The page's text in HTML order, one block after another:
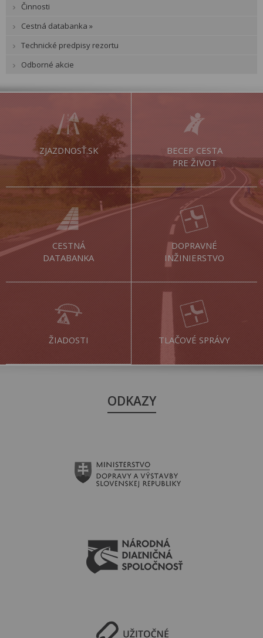
Činnosti
Cestná databanka »
Technické predpisy rezortu
Odborné akcie
ZJAZDNOSŤ.SK
BECEP CESTA
PRE ŽIVOT
CESTNÁ
DATABANKA
DOPRAVNÉ
INŽINIERSTVO
ŽIADOSTI TLAČOVÉ SPRÁVY
ODKAZY